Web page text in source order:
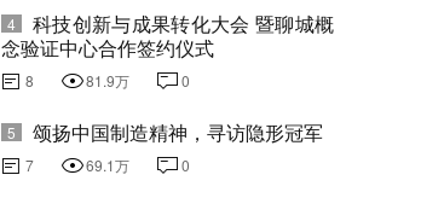
4
科技创新与成果转化大会 暨聊城概
念验证中心合作签约仪式
8 81.9万 0
5 颂扬中国制造精神，寻访隐形冠军
7 69.1万 0